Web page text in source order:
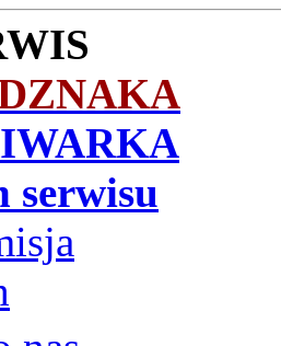
serwisu